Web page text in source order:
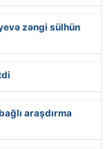
zəngi sülhün
araşdırma